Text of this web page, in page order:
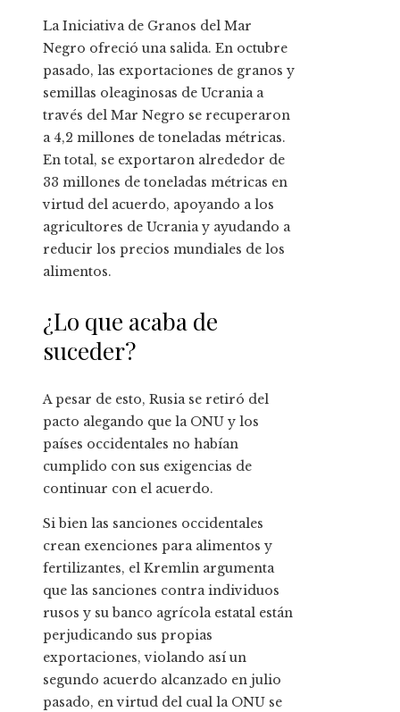
La Iniciativa de Granos del Mar
Negro ofreció una salida. En octubre
pasado, las exportaciones de granos y
semillas oleaginosas de Ucrania a
través del Mar Negro se recuperaron
a 4,2 millones de toneladas métricas.
En total, se exportaron alrededor de
33 millones de toneladas métricas en
virtud del acuerdo, apoyando a los
agricultores de Ucrania y ayudando a
reducir los precios mundiales de los
alimentos.
¿Lo que acaba de
suceder?
A pesar de esto, Rusia se retiró del
pacto alegando que la ONU y los
países occidentales no habían
cumplido con sus exigencias de
continuar con el acuerdo.
Si bien las sanciones occidentales
crean exenciones para alimentos y
fertilizantes, el Kremlin argumenta
que las sanciones contra individuos
rusos y su banco agrícola estatal están
perjudicando sus propias
exportaciones, violando así un
segundo acuerdo alcanzado en julio
pasado, en virtud del cual la ONU se